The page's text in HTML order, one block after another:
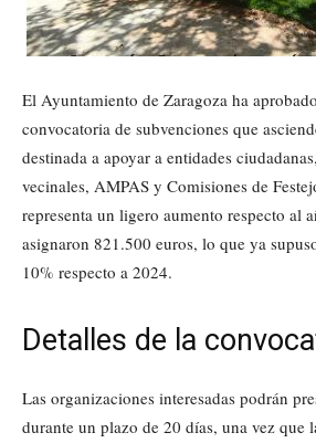
El Ayuntamiento de Zaragoza ha
convocatoria de subvenciones que
destinada a apoyar a entidades
vecinales, AMPAS y Comisiones de
representa un ligero aumento respecto al
asignaron 821.500 euros, lo que ya
10% respecto a 2024.
Detalles de la
Las organizaciones interesadas podrán
durante un plazo de 20 días, una vez que